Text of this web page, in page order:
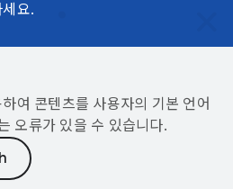
요.
여 콘텐츠를 사용자의 기본 언어
오류가 있을 수 있습니다.